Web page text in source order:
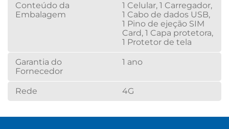
Conteúdo da
Embalagem
1 Celular, 1 Carregador,
1 Cabo de dados USB,
1 Pino de ejeção SIM
Card, 1 Capa protetora,
1 Protetor de tela
Garantia do
Fornecedor
1 ano
Rede 4G